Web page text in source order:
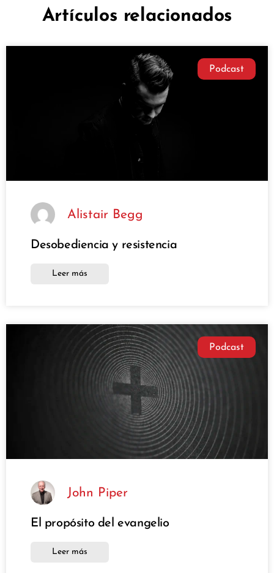
Artículos relacionados
Podcast
Alistair Begg
Desobediencia y resistencia
Leer más
Podcast
John Piper
El propósito del evangelio
Leer más